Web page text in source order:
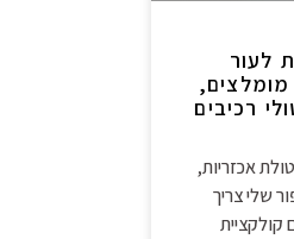
לעור
מומלצים,
רכיבים
אכזריות,
שלי צריך
קולקציית